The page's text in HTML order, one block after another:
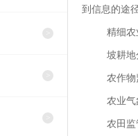
到信息的途
精细农
坡耕地
农作物
农业气
农田监